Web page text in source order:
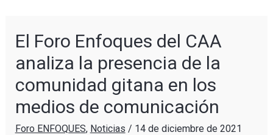
El Foro Enfoques del CAA
analiza la presencia de la
comunidad gitana en los
medios de comunicación
Foro ENFOQUES, Noticias / 14 de diciembre de 2021